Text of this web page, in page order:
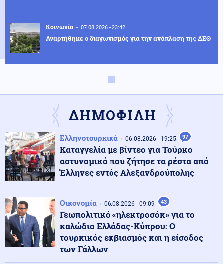
Κοινωνία 07.08.2026 - 23:42
Αναρτήθηκε ο διαγωνισμός για την ανάπλαση της ΔΕΘ
Κόσμος
Κι όμως... Τα ΜΜΕ της Βόρειας Κορέας προτείνουν
σούπα με κρέας σκύλου, ως διέξοδο στον καύσωνα
Κοινωνία
παρακολουθώντας την 13χρονη γειτόνισσα του - Η
ποινή που του επιβλήθηκε
Κόσμος 07.08.2026 - 23:12
Η Ισπανία ξεκινά ελέγχους σε ταξιδιώτες από την
ΔΗΜΟΦΙΛΗ
Ελληνοτουρκικά 06.08.2026 - 19:25 97
Καταγγελία με βίντεο για Τούρκο
αστυνομικό που ζήτησε τα ρέστα από
Έλληνες εντός Αλεξανδρούπολης
Οικονομία 06.08.2026 - 09:09 43
Γεωπολιτικό «ηλεκτροσόκ» για το
καλώδιο Ελλάδας-Κύπρου: Ο
τουρκικός εκβιασμός και η είσοδος
των Γάλλων